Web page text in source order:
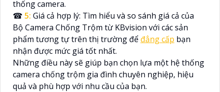
thống camera.
☎ 5: Giá cả hợp lý: Tìm hiểu và so sánh giá cả của
Bộ Camera Chống Trộm từ KBvision với các sản
phẩm tương tự trên thị trường để đẳng cấp bạn
nhận được mức giá tốt nhất.
Những điều này sẽ giúp bạn chọn lựa một hệ thống
camera chống trộm gia đình chuyên nghiệp, hiệu
quả và phù hợp với nhu cầu của bạn.